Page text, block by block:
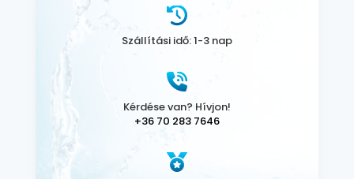
Szállítási idő: 1-3 nap
Kérdése van? Hívjon!
+36 70 283 7646